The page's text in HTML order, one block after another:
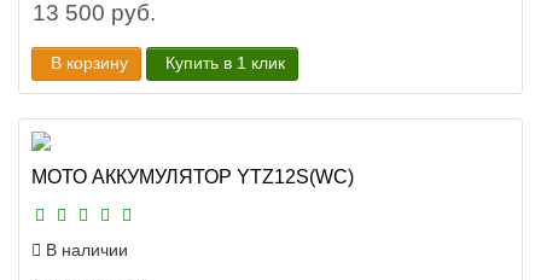
13 500 руб.
В корзину Купить в 1 клик
МОТО АККУМУЛЯТОР YTZ12S(WC)
В наличии